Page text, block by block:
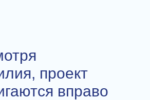
проект
вправо